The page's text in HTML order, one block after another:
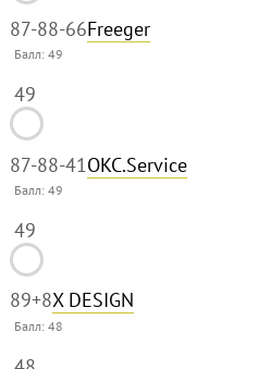
87-88-66Freeger
Балл:49
49
87-88-41 OKC.Service
Балл:49
49
89+8X DESIGN
Балл:48